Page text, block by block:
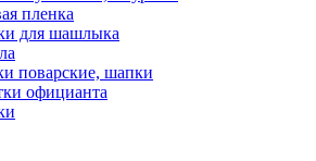
пленка
для шашлыка
поварские, шапки
официанта